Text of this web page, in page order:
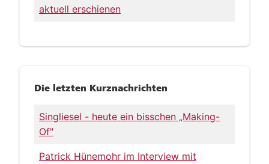
aktuell erschienen
Die letzten Kurznachrichten
Singliesel - heute ein bisschen „Making-
Of"
Patrick Hünemohr im Interview mit